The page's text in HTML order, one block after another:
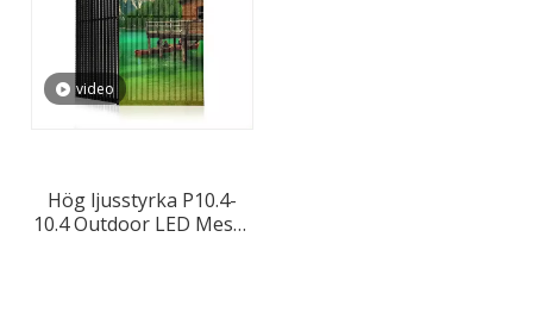
video
Hög ljusstyrka P10.4-
10.4 Outdoor LED Mesh-